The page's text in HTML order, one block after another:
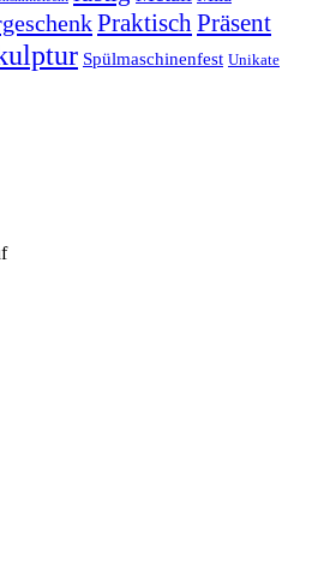
PraktischPräsent
Spülmaschinenfest Unikate